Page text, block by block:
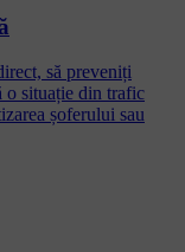
să preveniți
o situație din trafic
șoferului sau